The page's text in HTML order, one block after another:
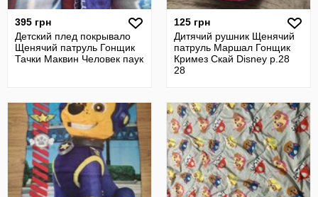
395 грн
Детский плед покрывало
Щенячий патруль Гонщик
Тачки Маквин Человек паук
125 грн
Дитячий рушник Щенячий
патруль Маршал Гонщик
Кримез Скай Disney р.28
28